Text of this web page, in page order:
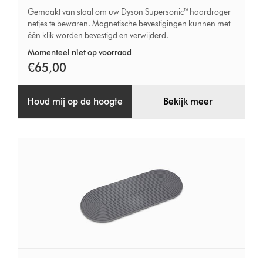
Gemaakt van staal om uw Dyson Supersonic™ haardroger
netjes te bewaren. Magnetische bevestigingen kunnen met
één klik worden bevestigd en verwijderd.
Momenteel niet op voorraad
€65,00
Houd mij op de hoogte Bekijk meer